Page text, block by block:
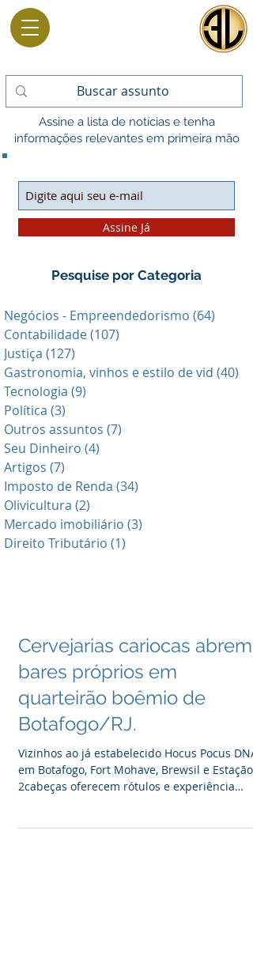
Assine a lista de notícias e tenha
informações relevantes em primeira mão
Assine Já
Pesquise por Categoria
Negócios - Empreendedorismo (64)
Contabilidade(107)
Justiça (127)
Gastronomia, vinhos e estilo de vid (40)
Tecnologia (9)
Política (3)
Outros assuntos (7)
Seu Dinheiro (4)
Artigos (7)
Imposto de Renda (34)
Olivicultura (2)
Mercado imobiliário (3)
Direito Tributário (1)
Cervejarias cariocas abrem
bares próprios em
quarteirão boêmio de
Botafogo/RJ.
Vizinhos ao já estabelecido Hocus Pocus DNA,
em Botafogo, Fort Mohave, Brewsil e Estação
2cabeças oferecem rótulos e experiência